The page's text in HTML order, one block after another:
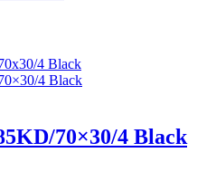
70×30/4 Black